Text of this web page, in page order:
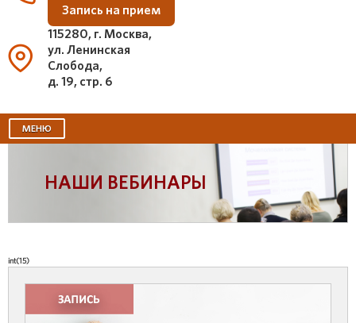
Запись на прием
115280, г. Москва,
ул. Ленинская
Слобода,
д. 19, стр. 6
МЕНЮ
НАШИ ВЕБИНАРЫ
int(15)